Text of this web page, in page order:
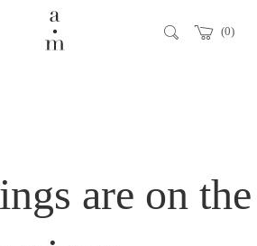
0
are on the